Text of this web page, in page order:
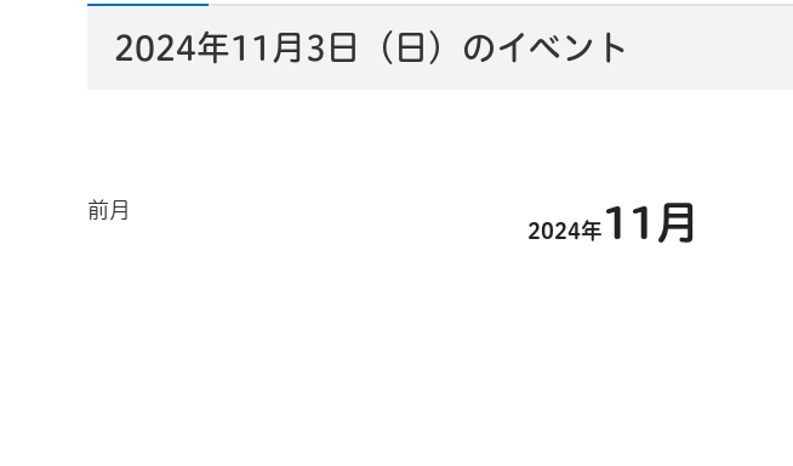
2024年11月3日（日）のイベント
前月
2024年 11月